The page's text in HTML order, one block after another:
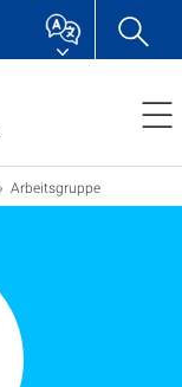
Arbeitsgruppe